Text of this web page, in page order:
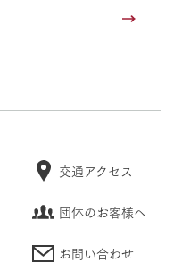
交通アクセス
団体のお客様へ
お問い合わせ